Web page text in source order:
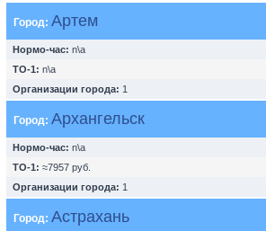
Город: Артем
Нормо-час: n\a
ТО-1: n\a
Организации города: 1
Город: Архангельск
Нормо-час: n\a
ТО-1: ≈7957 руб.
Организации города: 1
Город: Астрахань